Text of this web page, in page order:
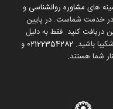
مشاوره روانشناسی و
در خدمت شماست. در پایین
دریافت کنید. فقط به دلیل
باشید. 02122354282 و
شما هستند.